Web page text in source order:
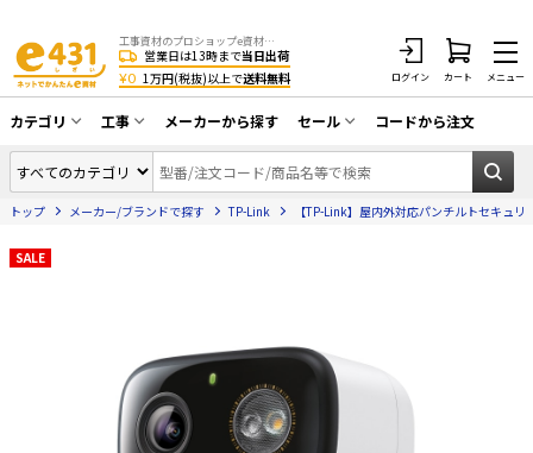
工事資材のプロショップe資材 CATV・アンテナ・防犯・光・LAN・電気・空調工事など
営業日は13時まで当日出荷
¥0 1万円(税抜)以上で送料無料 ログイン カート メニュー
カテゴリ
同軸ケーブル／テレビ用接栓／関連工具
アンテナ・取付金具・ブースター／CATV
HDMIケーブル・周辺機器／RCAケーブル
電話線／コネクタ／アダプタ
光ファイバー・融着接続機関連
工事
CATV・アンテナ工事
光工事・FTTH工事
LAN配線工事
電話工事
電気配管工事
メーカーから探す セール
在庫一掃セール
コードから注文
トップ メーカー/ブランドで探す TP-Link 【TP-Link】屋内外対応パンチルトセキュ
SALE